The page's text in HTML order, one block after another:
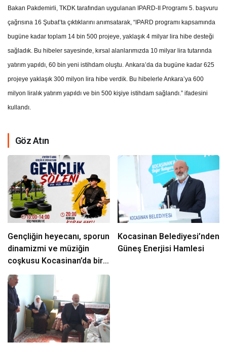
Bakan Pakdemirli, TKDK tarafından uygulanan IPARD-II Programı 5. başvuru
çağrısına 16 Şubat’ta çıktıklarını anımsatarak, “IPARD programı kapsamında
bugüne kadar toplam 14 bin 500 projeye, yaklaşık 4 milyar lira hibe desteği
sağladık. Bu hibeler sayesinde, kırsal alanlarımızda 10 milyar lira tutarında
yatırım yapıldı, 60 bin yeni istihdam oluştu. Ankara’da da bugüne kadar 625
projeye yaklaşık 300 milyon lira hibe verdik. Bu hibelerle Ankara’ya 600
milyon liralık yatırım yapıldı ve bin 500 kişiye istihdam sağlandı.” ifadesini
kullandı.
Göz Atın
Gençliğin heyecanı, sporun
dinamizmi ve müziğin
coşkusu Kocasinan’da bir
araya geliyor!
Kocasinan Belediyesi’nden
Güneş Enerjisi Hamlesi